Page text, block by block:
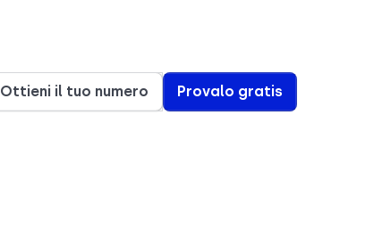
Ottieni il tuo numero Provalo gratis